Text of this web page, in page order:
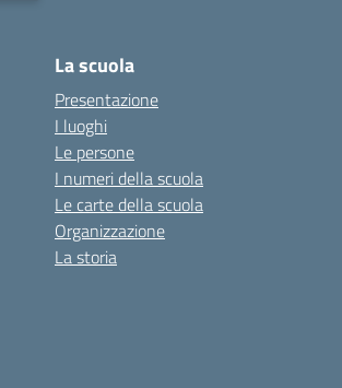
La scuola
Presentazione
I luoghi
Le persone
I numeri della scuola
Le carte della scuola
Organizzazione
La storia